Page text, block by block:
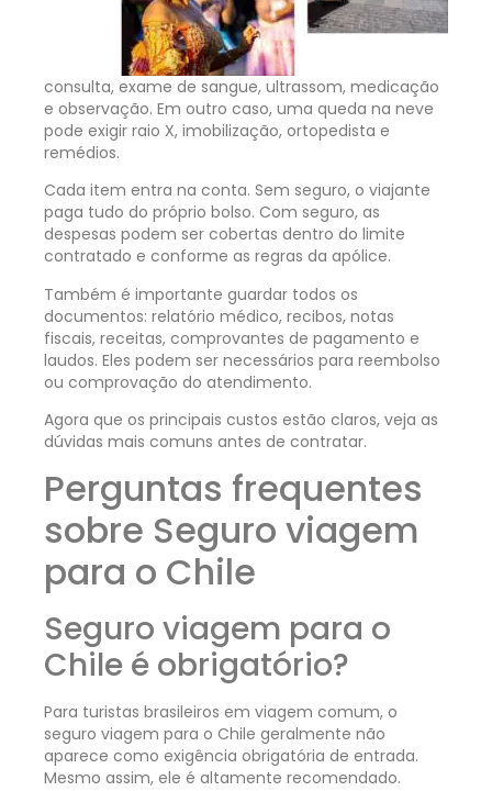
consulta, exame de sangue, ultrassom, medicação
e observação. Em outro caso, uma queda na neve
pode exigir raio X, imobilização, ortopedista e
remédios.
Cada item entra na conta. Sem seguro, o viajante
paga tudo do próprio bolso. Com seguro, as
despesas podem ser cobertas dentro do limite
contratado e conforme as regras da apólice.
Também é importante guardar todos os
documentos: relatório médico, recibos, notas
fiscais, receitas, comprovantes de pagamento e
laudos. Eles podem ser necessários para reembolso
ou comprovação do atendimento.
Agora que os principais custos estão claros, veja as
dúvidas mais comuns antes de contratar.
Perguntas frequentes
sobre Seguro viagem
para o Chile
Seguro viagem para o
Chile é obrigatório?
Para turistas brasileiros em viagem comum, o
seguro viagem para o Chile geralmente não
aparece como exigência obrigatória de entrada.
Mesmo assim, ele é altamente recomendado.